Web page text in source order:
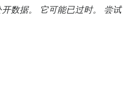
开数据。 它可能已过时。 尝试